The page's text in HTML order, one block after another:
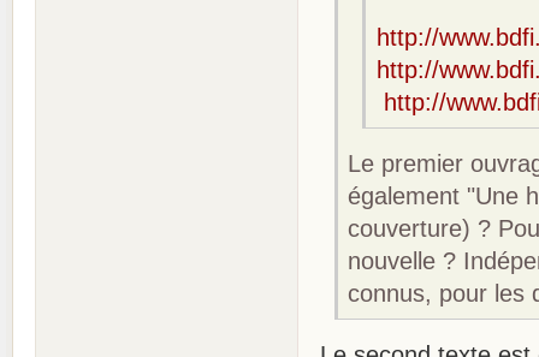
http://
http://
http://
Le premier
également "Une
couverture) ?
nouvelle ?
connus, pour les